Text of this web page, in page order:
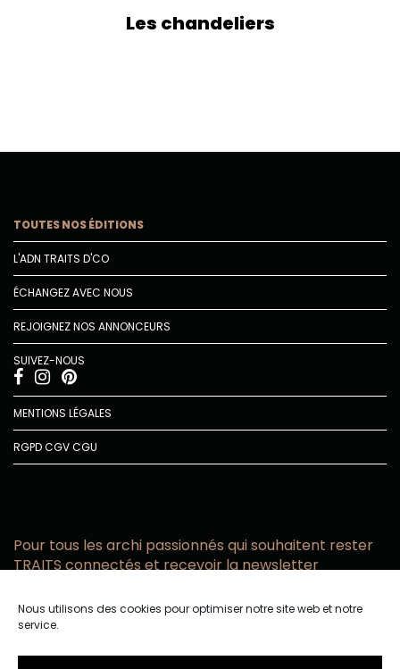
Nous utilisons des cookies pour optimiser notre site web et notre
service.
Les chandeliers
TOUTES NOS ÉDITIONS
L'ADN TRAITS D'CO
ÉCHANGEZ AVEC NOUS
REJOIGNEZ NOS ANNONCEURS
SUIVEZ-NOUS
MENTIONS LÉGALES
RGPDCGVCGU
Pour tous les archi passionnés qui souhaitent rester
TRAITS connectés et recevoir la newsletter
email
confidentialité.